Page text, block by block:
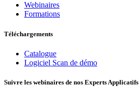
Webinaires
Formations
Téléchargements
Catalogue
Logiciel Scan de démo
Suivre les webinaires de nos Experts Applicatifs